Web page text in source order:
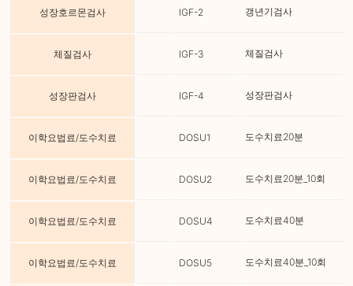
성장호르몬검사 IGF-2 갱년기검사
체질검사 IGF-3 체질검사
성장판검사 IGF-4 성장판검사
이학요법료/도수치료 DOSU1 도수치료20분
이학요법료/도수치료 DOSU2 도수치료20분_10회
이학요법료/도수치료 DOSU4 도수치료40분
이학요법료/도수치료 DOSU5 도수치료40분_10회